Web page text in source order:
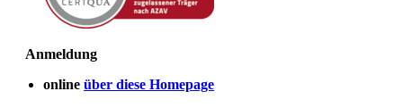
Anmeldung
online über diese Homepage